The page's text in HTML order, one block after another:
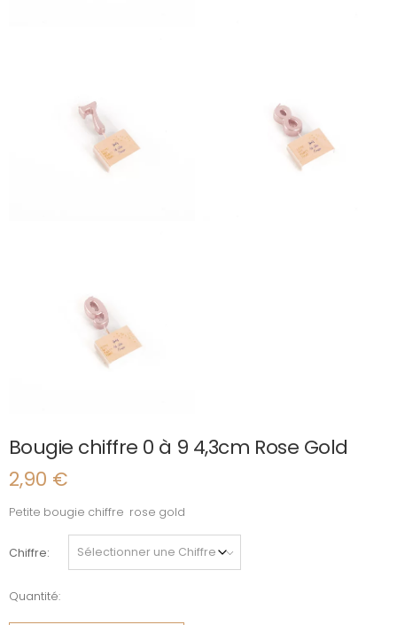
Bougie chiffre 0 à 9 4,3cm Rose Gold
2,90 €
Petite bougie chiffre rose gold
Chiffre
Quantité:
quantité